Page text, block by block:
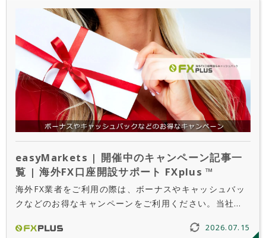
easyMarkets | 開催中のキャンペーン記事一
覧 | 海外FX口座開設サポート FXplus ™
海外FX業者をご利用の際は、ボーナスやキャッシュバッ
クなどのお得なキャンペーンをご利用ください。当社
ス、キャッシュバック情報などをご案内しています。
2026.07.15